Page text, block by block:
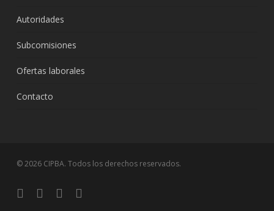
Autoridades
Subcomisiones
Ofertas laborales
Contacto
© 2026 CIPBA. Todos los derechos reservados.
twitterfacebooklinkedininstagram